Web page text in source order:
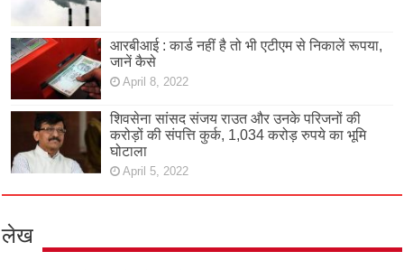
आरबीआई : कार्ड नहीं है तो भी एटीएम से निकालें रूपया,
जानें कैसे
April 8, 2022
शिवसेना सांसद संजय राउत और उनके परिजनों की
करोड़ों की संपत्ति कुर्क, 1,034 करोड़ रुपये का भूमि
घोटाला
April 5, 2022
लेख